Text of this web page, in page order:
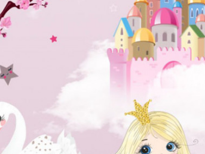
Фотообои расширяющие
Фотообои простые линии